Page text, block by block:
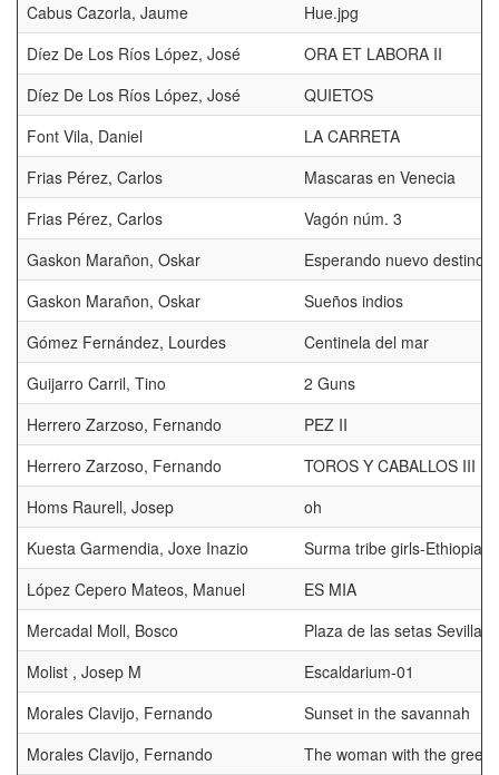
Cabus Cazorla, Jaume
Hue.jpg
Díez De Los Ríos López, José
ORA ET LABORA II
Díez De Los Ríos López, José
QUIETOS
Font Vila, Daniel
LA CARRETA
Frias Pérez, Carlos
Mascaras en Venecia
Frias Pérez, Carlos
Vagón núm. 3
Gaskon Marañon, Oskar
Esperando nuevo destino
Gaskon Marañon, Oskar
Sueños indios
Gómez Fernández, Lourdes
Centinela del mar
Guijarro Carril, Tino
2 Guns
Herrero Zarzoso, Fernando
PEZ II
Herrero Zarzoso, Fernando
TOROS Y CABALLOS III
Homs Raurell, Josep
oh
Kuesta Garmendia, Joxe Inazio
Surma tribe girls-Ethiopia
López Cepero Mateos, Manuel
ES MIA
Mercadal Moll, Bosco
Plaza de las setas Sevilla
Molist , Josep M
Escaldarium-01
Morales Clavijo, Fernando
Sunset in the savannah
Morales Clavijo, Fernando
The woman with the green